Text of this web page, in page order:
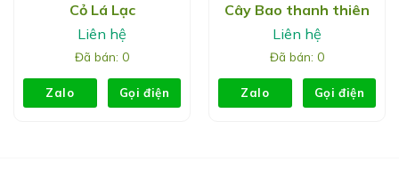
Cỏ Lá Lạc
Liên hệ
Đã bán: 0
Zalo Gọi điện
Cây Bao thanh thiên
Liên hệ
Đã bán: 0
Zalo Gọi điện